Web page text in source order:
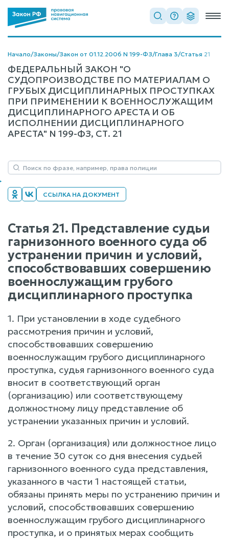
Начало/Законы/Закон от 01.12.2006 N 199-ФЗ/Глава 3/Статья 21
ФЕДЕРАЛЬНЫЙ ЗАКОН "О
СУДОПРОИЗВОДСТВЕ ПО МАТЕРИАЛАМ О
ГРУБЫХ ДИСЦИПЛИНАРНЫХ ПРОСТУПКАХ
ПРИ ПРИМЕНЕНИИ К ВОЕННОСЛУЖАЩИМ
ДИСЦИПЛИНАРНОГО АРЕСТА И ОБ
ИСПОЛНЕНИИ ДИСЦИПЛИНАРНОГО
АРЕСТА" N 199-ФЗ, СТ. 21
ССЫЛКА НА ДОКУМЕНТ
Статья 21. Представление судьи
гарнизонного военного суда об
устранении причин и условий,
способствовавших совершению
военнослужащим грубого
дисциплинарного проступка
1. При установлении в ходе судебного
рассмотрения причин и условий,
способствовавших совершению
военнослужащим грубого дисциплинарного
проступка, судья гарнизонного военного суда
вносит в соответствующий орган
(организацию) или соответствующему
должностному лицу представление об
устранении указанных причин и условий.
2. Орган (организация) или должностное лицо
в течение 30 суток со дня внесения судьей
гарнизонного военного суда представления,
указанного в части 1 настоящей статьи,
обязаны принять меры по устранению причин и
условий, способствовавших совершению
военнослужащим грубого дисциплинарного
проступка, и о принятых мерах сообщить